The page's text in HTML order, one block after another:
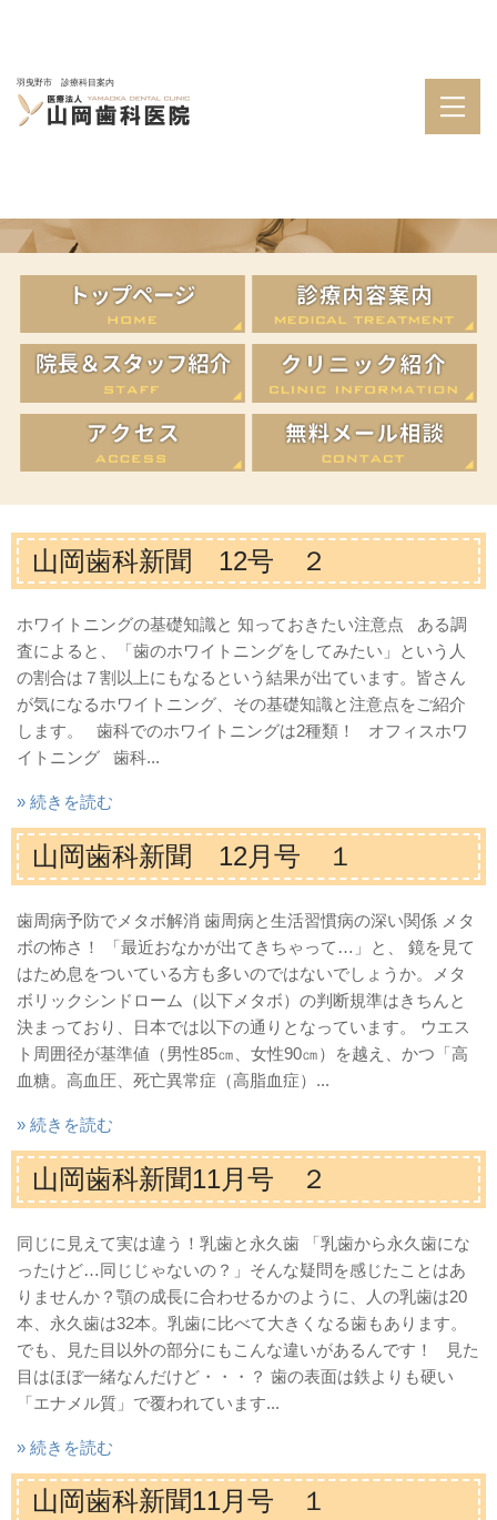
羽曳野市 診療科目案内
山岡歯科新聞 12号 ２
ホワイトニングの基礎知識と 知っておきたい注意点 ある調
査によると、「歯のホワイトニングをしてみたい」という人
の割合は７割以上にもなるという結果が出ています。皆さん
が気になるホワイトニング、その基礎知識と注意点をご紹介
します。 歯科でのホワイトニングは2種類！ オフィスホワ
イトニング 歯科...
» 続きを読む
山岡歯科新聞 12月号 １
歯周病予防でメタボ解消 歯周病と生活習慣病の深い関係 メタ
ボの怖さ！ 「最近おなかが出てきちゃって…」と、 鏡を見て
はため息をついている方も多いのではないでしょうか。メタ
ボリックシンドローム（以下メタボ）の判断規準はきちんと
決まっており、日本では以下の通りとなっています。 ウエス
ト周囲径が基準値（男性85㎝、女性90㎝）を越え、かつ「高
血糖。高血圧、死亡異常症（高脂血症）...
» 続きを読む
山岡歯科新聞11月号 ２
同じに見えて実は違う！乳歯と永久歯 「乳歯から永久歯にな
ったけど…同じじゃないの？」そんな疑問を感じたことはあ
りませんか？顎の成長に合わせるかのように、人の乳歯は20
本、永久歯は32本。乳歯に比べて大きくなる歯もあります。
でも、見た目以外の部分にもこんな違いがあるんです！ 見た
目はほぼ一緒なんだけど・・・？ 歯の表面は鉄よりも硬い
「エナメル質」で覆われています...
» 続きを読む
山岡歯科新聞11月号 １